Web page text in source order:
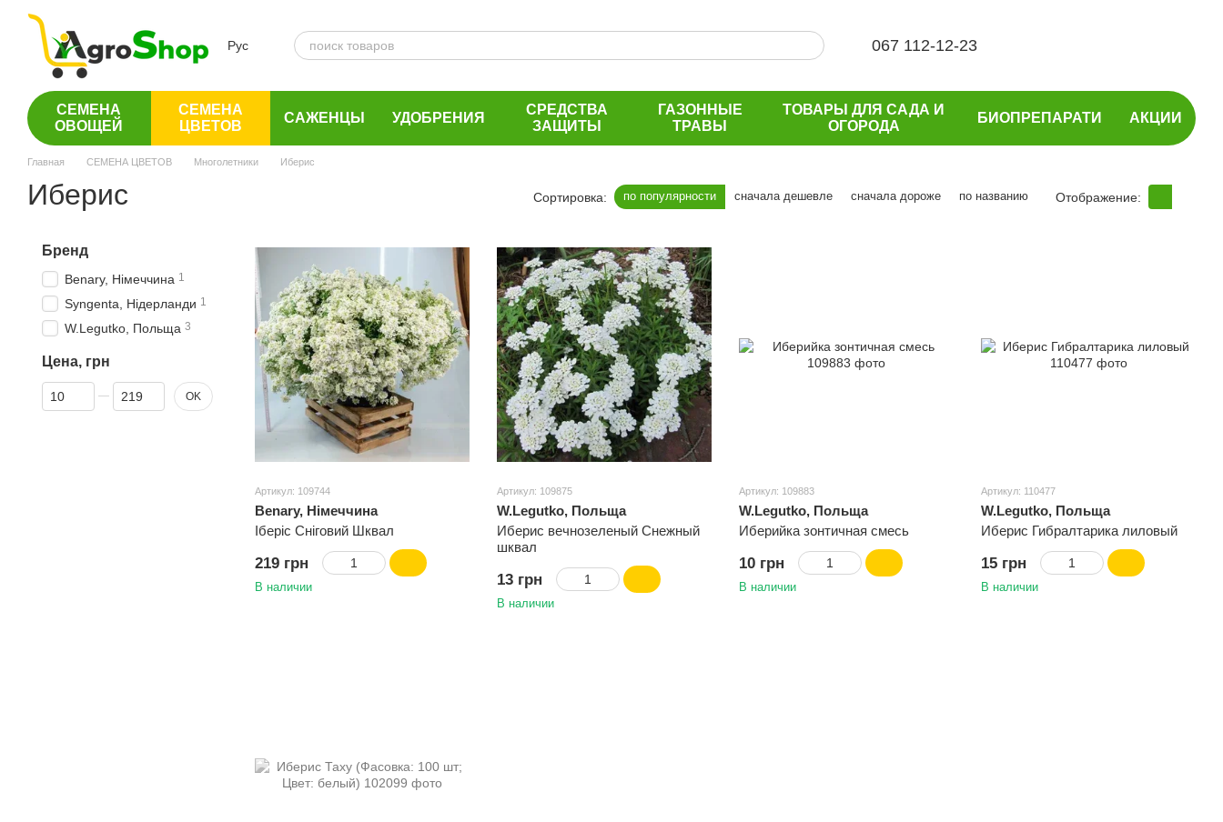
Перейти к основному контенту
Рус 067 112-12-23
СЕМЕНА
ОВОЩЕЙ
СЕМЕНА
ЦВЕТОВ
САЖЕНЦЫ УДОБРЕНИЯ
СРЕДСТВА
ЗАЩИТЫ
ГАЗОННЫЕ
ТРАВЫ
ТОВАРЫ ДЛЯ САДА И
ОГОРОДА
БИОПРЕПАРАТИ АКЦИИ
Главная СЕМЕНА ЦВЕТОВ Многолетники Иберис
Иберис Сортировка: по популярности сначала дешевле сначала дороже по названию Отображение:
Артикул: 109744
Benary, Німеччина
Іберіс Сніговий Шквал
219 грн
В наличии
Артикул: 109875
W.Legutko, Польща
Иберис вечнозеленый Снежный
шквал
13 грн
В наличии
Артикул: 109883
W.Legutko, Польща
Иберийка зонтичная смесь
10 грн
В наличии
Артикул: 110477
W.Legutko, Польща
Иберис Гибралтарика лиловый
15 грн
В наличии
Бренд
Benary, Німеччина 1
Syngenta, Нідерланди 1
W.Legutko, Польща 3
Цена, грн
От Цена, грн
До Цена, грн OK